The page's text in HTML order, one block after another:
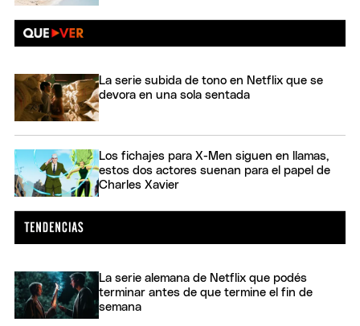
La serie subida de tono en Netflix que se
devora en una sola sentada
Los fichajes para X-Men siguen en llamas,
estos dos actores suenan para el papel de
Charles Xavier
La serie alemana de Netflix que podés
terminar antes de que termine el fin de
semana